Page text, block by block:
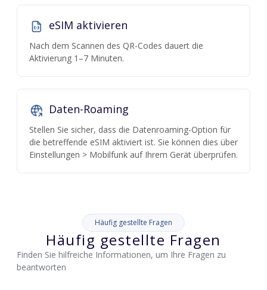
eSIM aktivieren
Nach dem Scannen des QR-Codes dauert die
Aktivierung 1–7 Minuten.
Daten-Roaming
Stellen Sie sicher, dass die Datenroaming-Option für
die betreffende eSIM aktiviert ist. Sie können dies über
Einstellungen > Mobilfunk auf Ihrem Gerät überprüfen.
Häufig gestellte Fragen
Häufig gestellte Fragen
Finden Sie hilfreiche Informationen, um Ihre Fragen zu
beantworten